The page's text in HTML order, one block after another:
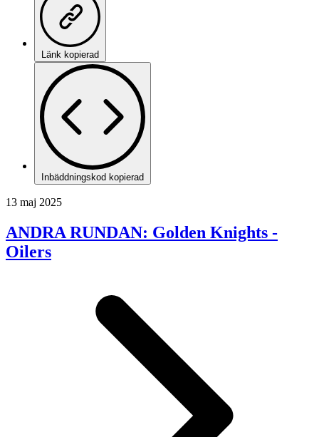
Länk kopierad
Inbäddningskod kopierad
13 maj 2025
ANDRA RUNDAN: Golden Knights -
Oilers